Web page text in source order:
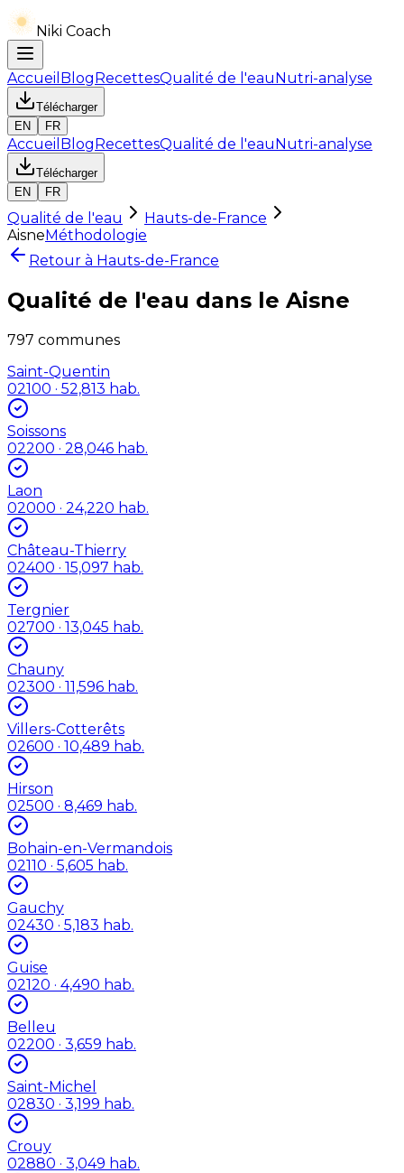
Niki Coach
Accueil BlogRecettesQualité de l'eauNutri-analyse
Télécharger
EN
FR
Accueil BlogRecettesQualité de l'eauNutri-analyse
Télécharger
EN
FR
Qualité de l'eau
Hauts-de-France
AisneMéthodologie
Retour à Hauts-de-France
Qualité de l'eau dans le Aisne
797 communes
Saint-Quentin
02100 · 52,813 hab.
Soissons
02200 · 28,046 hab.
Laon
02000 · 24,220 hab.
Château-Thierry
02400 · 15,097 hab.
Tergnier
02700 · 13,045 hab.
Chauny
02300 · 11,596 hab.
Villers-Cotterêts
02600 · 10,489 hab.
Hirson
02500 · 8,469 hab.
Bohain-en-Vermandois
02110 · 5,605 hab.
Gauchy
02430 · 5,183 hab.
Guise
02120 · 4,490 hab.
Belleu
02200 · 3,659 hab.
Saint-Michel
02830 · 3,199 hab.
Crouy
02880 · 3,049 hab.